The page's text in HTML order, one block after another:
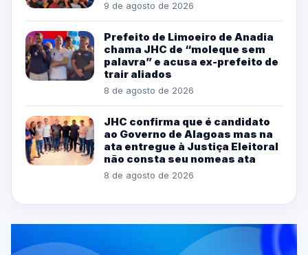
9 de agosto de 2026
Prefeito de Limoeiro de Anadia
chama JHC de “moleque sem
palavra” e acusa ex-prefeito de
trair aliados
8 de agosto de 2026
JHC confirma que é candidato
ao Governo de Alagoas mas na
ata entregue à Justiça Eleitoral
não consta seu nomeas ata
8 de agosto de 2026